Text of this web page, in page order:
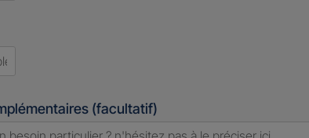
(facultatif)